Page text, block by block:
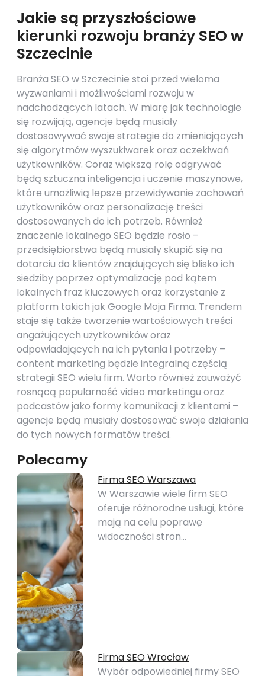
Jakie są przyszłościowe
kierunki rozwoju branży SEO w
Szczecinie
Branża SEO w Szczecinie stoi przed wieloma
wyzwaniami i możliwościami rozwoju w
nadchodzących latach. W miarę jak technologie
się rozwijają, agencje będą musiały
dostosowywać swoje strategie do zmieniających
się algorytmów wyszukiwarek oraz oczekiwań
użytkowników. Coraz większą rolę odgrywać
będą sztuczna inteligencja i uczenie maszynowe,
które umożliwią lepsze przewidywanie zachowań
użytkowników oraz personalizację treści
dostosowanych do ich potrzeb. Również
znaczenie lokalnego SEO będzie rosło –
przedsiębiorstwa będą musiały skupić się na
dotarciu do klientów znajdujących się blisko ich
siedziby poprzez optymalizację pod kątem
lokalnych fraz kluczowych oraz korzystanie z
platform takich jak Google Moja Firma. Trendem
staje się także tworzenie wartościowych treści
angażujących użytkowników oraz
odpowiadających na ich pytania i potrzeby –
content marketing będzie integralną częścią
strategii SEO wielu firm. Warto również zauważyć
rosnącą popularność video marketingu oraz
podcastów jako formy komunikacji z klientami –
agencje będą musiały dostosować swoje działania
do tych nowych formatów treści.
Polecamy
Firma SEO Warszawa
W Warszawie wiele firm SEO
oferuje różnorodne usługi, które
mają na celu poprawę
widoczności stron…
Firma SEO Wrocław
Wybór odpowiedniej firmy SEO